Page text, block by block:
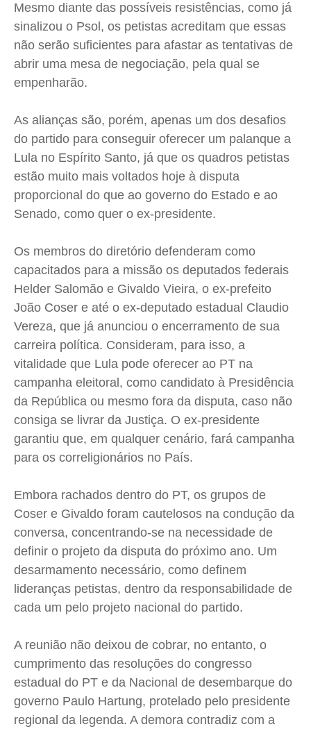
Wanda Sily
Publicidade Legal
Anuncie
Quem Somos
Expediente
Privacidade
Wanda Sily
Publicidade Legal
Anuncie
Quem Somos
Expediente
Privacidade
Wanda Sily
Publicidade Legal
Anuncie
Quem Somos
Expediente
Privacidade
Wanda Sily
Publicidade Legal
Anuncie
Quem Somos
Expediente
Privacidade
Mesmo diante das possíveis resistências, como já
sinalizou o Psol, os petistas acreditam que essas
não serão suficientes para afastar as tentativas de
abrir uma mesa de negociação, pela qual se
empenharão.
As alianças são, porém, apenas um dos desafios
do partido para conseguir oferecer um palanque a
Lula no Espírito Santo, já que os quadros petistas
estão muito mais voltados hoje à disputa
proporcional do que ao governo do Estado e ao
Senado, como quer o ex-presidente.
Os membros do diretório defenderam como
capacitados para a missão os deputados federais
Helder Salomão e Givaldo Vieira, o ex-prefeito
João Coser e até o ex-deputado estadual Claudio
Vereza, que já anunciou o encerramento de sua
carreira política. Consideram, para isso, a
vitalidade que Lula pode oferecer ao PT na
campanha eleitoral, como candidato à Presidência
da República ou mesmo fora da disputa, caso não
consiga se livrar da Justiça. O ex-presidente
garantiu que, em qualquer cenário, fará campanha
para os correligionários no País.
Embora rachados dentro do PT, os grupos de
Coser e Givaldo foram cautelosos na condução da
conversa, concentrando-se na necessidade de
definir o projeto da disputa do próximo ano. Um
desarmamento necessário, como definem
lideranças petistas, dentro da responsabilidade de
cada um pelo projeto nacional do partido.
A reunião não deixou de cobrar, no entanto, o
cumprimento das resoluções do congresso
estadual do PT e da Nacional de desembarque do
governo Paulo Hartung, protelado pelo presidente
regional da legenda. A demora contradiz com a